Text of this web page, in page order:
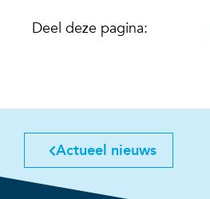
Deel deze pagina:
Actueel nieuws